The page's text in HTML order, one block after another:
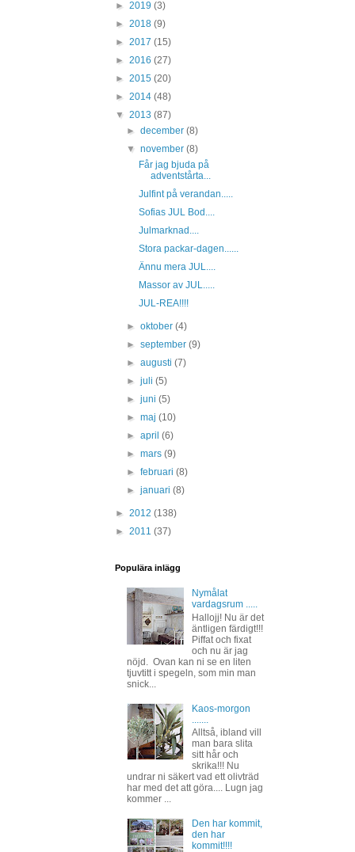
► 2019 (3)
► 2018 (9)
► 2017 (15)
► 2016 (27)
► 2015 (20)
► 2014 (48)
▼ 2013 (87)
►december(8)
▼november(8)
Får jag bjuda på
adventstårta...
Julfint på verandan.....
Sofias JUL Bod....
Julmarknad....
Stora packar-dagen......
Ännu mera JUL....
Massor av JUL.....
JUL-REA!!!!
►oktober(4)
►september(9)
►augusti(7)
►juli(5)
►juni(5)
►maj(10)
►april(6)
►mars(9)
►februari(8)
►januari(8)
► 2012 (138)
► 2011 (37)
Populära inlägg
Nymålat
vardagsrum .....
Hallojj! Nu är det
äntligen färdigt!!!
Piffat och fixat
och nu är jag
nöjd. Ovan kan ni se en liten
tjuvtitt i spegeln, som min man
snick...
Kaos-morgon
Alltså, ibland vill
man bara slita
sitt hår och
skrika!!! Nu
undrar ni säkert vad ett olivträd
har med det att göra.... Lugn jag
kommer ...
Den har kommit,
den har
kommit!!!!